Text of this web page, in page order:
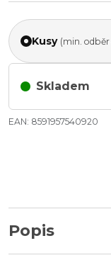
Kusy (min. odběr
Skladem
EAN: 8591957540920
Popis